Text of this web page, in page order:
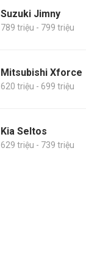
Suzuki Jimny
789 triệu - 799 triệu
Mitsubishi Xforce
620 triệu - 699 triệu
Kia Seltos
629 triệu - 739 triệu